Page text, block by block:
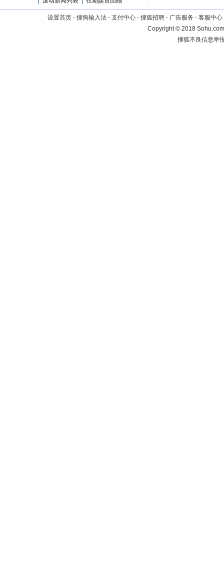
设置首页 - 搜狗输入法 - 支付中心 - 搜狐招聘 - 广告服务 - 客服中心
Copyright©2018
搜狐不良信息举